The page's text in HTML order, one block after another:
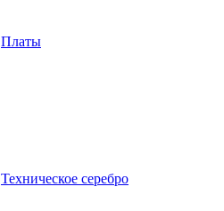
Платы
Техническое серебро